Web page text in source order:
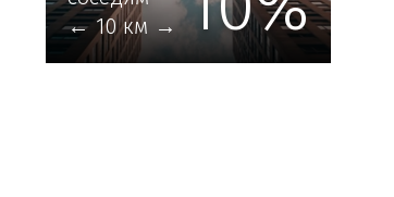
← 10 км →